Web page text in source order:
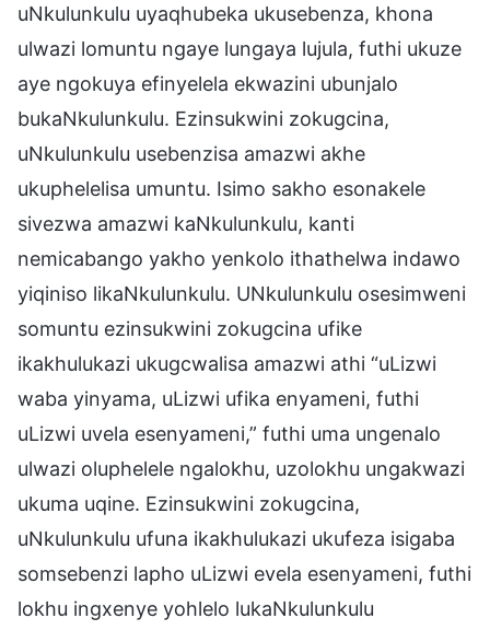
uNkulunkulu uyaqhubeka ukusebenza, khona
ulwazi lomuntu ngaye lungaya lujula, futhi ukuze
aye ngokuya efinyelela ekwazini ubunjalo
bukaNkulunkulu. Ezinsukwini zokugcina,
uNkulunkulu usebenzisa amazwi akhe
ukuphelelisa umuntu. Isimo sakho esonakele
sivezwa amazwi kaNkulunkulu, kanti
nemicabango yakho yenkolo ithathelwa indawo
yiqiniso likaNkulunkulu. UNkulunkulu osesimweni
somuntu ezinsukwini zokugcina ufike
ikakhulukazi ukugcwalisa amazwi athi “uLizwi
waba yinyama, uLizwi ufika enyameni, futhi
uLizwi uvela esenyameni,” futhi uma ungenalo
ulwazi oluphelele ngalokhu, uzolokhu ungakwazi
ukuma uqine. Ezinsukwini zokugcina,
uNkulunkulu ufuna ikakhulukazi ukufeza isigaba
somsebenzi lapho uLizwi evela esenyameni, futhi
lokhu ingxenye yohlelo lukaNkulunkulu